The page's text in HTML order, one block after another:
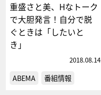
重盛さと美、Hなトーク
で大胆発言！自分で脱
ぐときは「したいと
き」
2018.08.14
ABEMA 番組情報